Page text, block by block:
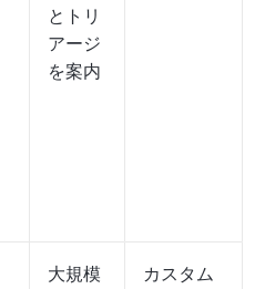
とトリ
アージ
を案内
大規模
カスタム